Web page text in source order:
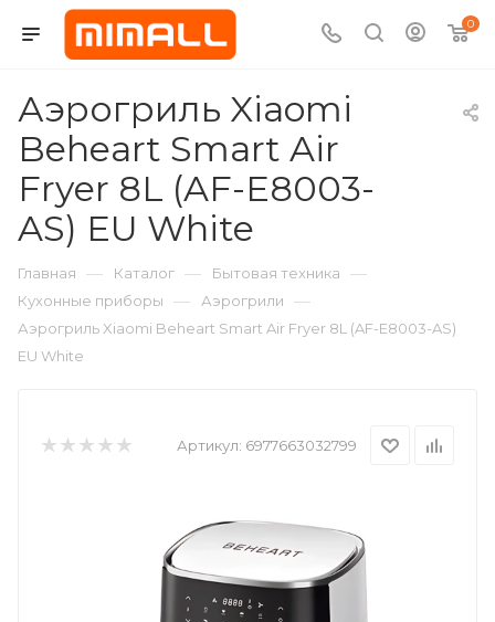
0
Аэрогриль Xiaomi
Beheart Smart Air
Fryer 8L (AF-E8003-
AS) EU White
Главная — Каталог — Бытовая техника —
Кухонные приборы — Аэрогрили —
Аэрогриль Xiaomi Beheart Smart Air Fryer 8L (AF-E8003-AS)
EU White
Артикул: 6977663032799